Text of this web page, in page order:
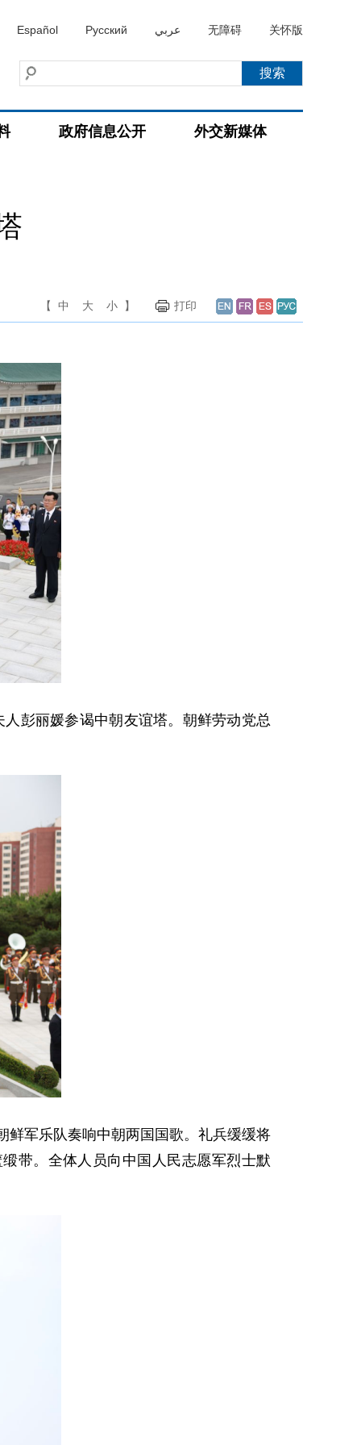
Español Русский عربي 无障碍 关怀版
政府信息公开 外交新媒体
【 中 大 小 】 打印
彭丽媛参谒中朝友谊塔。朝鲜劳动党总
鲜军乐队奏响中朝两国国歌。礼兵缓缓将
带。全体人员向中国人民志愿军烈士默